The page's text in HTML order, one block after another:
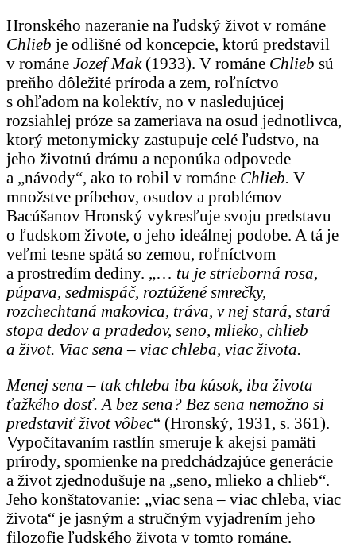
Hronského nazeranie na ľudský život v románe
Chlieb je odlišné od koncepcie, ktorú predstavil
v románe Jozef Mak (1933). V románe Chlieb sú
preňho dôležité príroda a zem, roľníctvo
s ohľadom na kolektív, no v nasledujúcej
rozsiahlej próze sa zameriava na osud jednotlivca,
ktorý metonymicky zastupuje celé ľudstvo, na
jeho životnú drámu a neponúka odpovede
a „návody“, ako to robil v románe Chlieb. V
množstve príbehov, osudov a problémov
Bacúšanov Hronský vykresľuje svoju predstavu
o ľudskom živote, o jeho ideálnej podobe. A tá je
veľmi tesne spätá so zemou, roľníctvom
a prostredím dediny. „… tu je strieborná rosa,
púpava, sedmispáč, roztúžené smrečky,
rozchechtaná makovica, tráva, v nej stará, stará
stopa dedov a pradedov, seno, mlieko, chlieb
a život. Viac sena – viac chleba, viac života.
Menej sena – tak chleba iba kúsok, iba života
ťažkého dosť. A bez sena? Bez sena nemožno si
predstaviť život vôbec“ (Hronský, 1931, s. 361).
Vypočítavaním rastlín smeruje k akejsi pamäti
prírody, spomienke na predchádzajúce generácie
a život zjednodušuje na „seno, mlieko a chlieb“.
Jeho konštatovanie: „viac sena – viac chleba, viac
života“ je jasným a stručným vyjadrením jeho
filozofie ľudského života v tomto románe.